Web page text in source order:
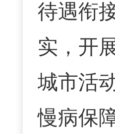
待遇衔
实，开
城市活
慢病保